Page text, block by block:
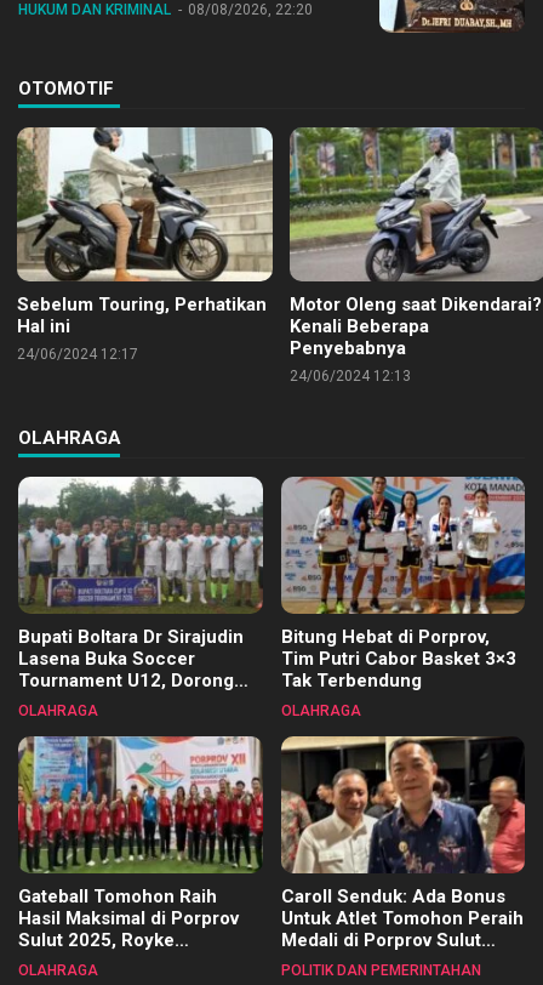
HUKUM DAN KRIMINAL 08/08/2026, 22:20
OTOMOTIF
Sebelum Touring, Perhatikan
Hal ini
24/06/2024 12:17
Motor Oleng saat Dikendarai?
Kenali Beberapa
Penyebabnya
24/06/2024 12:13
OLAHRAGA
Bupati Boltara Dr Sirajudin
Lasena Buka Soccer
Tournament U12, Dorong
Pembinaan Merata di Setiap
OLAHRAGA
Bitung Hebat di Porprov,
Tim Putri Cabor Basket 3×3
Tak Terbendung
OLAHRAGA
Gateball Tomohon Raih
Hasil Maksimal di Porprov
Sulut 2025, Royke
Tangkawarouw Ucapkan
OLAHRAGA
Caroll Senduk: Ada Bonus
Untuk Atlet Tomohon Peraih
Medali di Porprov Sulut
2025
POLITIK DAN PEMERINTAHAN